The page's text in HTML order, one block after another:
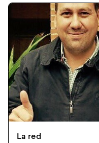
La red